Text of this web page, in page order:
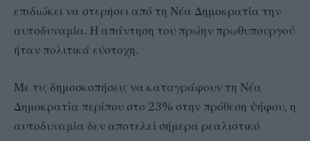
επιδιώκει να στερήσει από τη Νέα Δημοκρατία την
αυτοδυναμία. Η απάντηση του πρώην πρωθυπουργού
ήταν πολιτικά εύστοχη.
Με τις δημοσκοπήσεις να καταγράφουν τη Νέα
Δημοκρατία περίπου στο 23% στην πρόθεση ψήφου, η
αυτοδυναμία δεν αποτελεί σήμερα ρεαλιστικό